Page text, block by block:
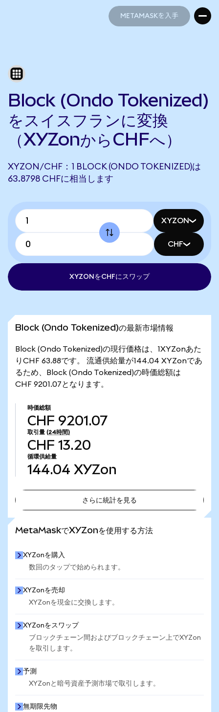
METAMASKを入手
Block (Ondo Tokenized)
をスイスフランに変換
（XYZonからCHFへ）
XYZON/CHF：1 BLOCK (ONDO TOKENIZED)は
63.8798 CHFに相当します
XYZON
CHF
XYZONをCHFにスワップ
Block (Ondo Tokenized)の最新市場情報
Block (Ondo Tokenized)の現行価格は、1XYZonあた
りCHF 63.88です。 流通供給量が144.04 XYZonであ
るため、Block (Ondo Tokenized)の時価総額は
CHF 9201.07となります。
時価総額
CHF 9201.07
取引量 (24時間)
CHF 13.20
循環供給量
144.04 XYZon
さらに統計を見る
MetaMaskでXYZonを使用する方法
XYZonを購入
数回のタップで始められます。
XYZonを売却
XYZonを現金に交換します。
XYZonをスワップ
ブロックチェーン間およびブロックチェーン上でXYZon
を取引します。
予測
XYZonと暗号資産予測市場で取引します。
無期限先物